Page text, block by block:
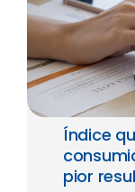
Índice
pior